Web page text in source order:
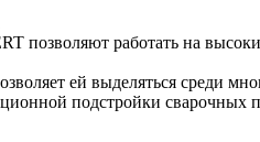
позволяют работать на
ей выделяться среди
подстройки сварочных